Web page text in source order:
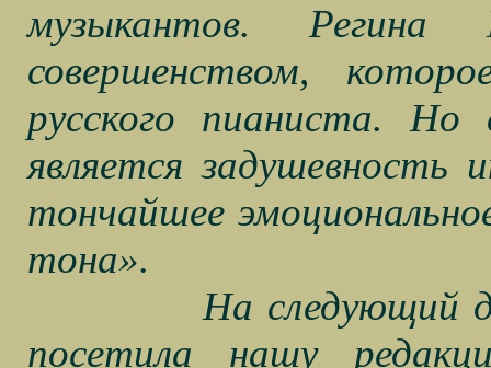
музыкантов.
совершенством,
русского пианиста. Но
является задушевность
тончайшее
тона».
На следующий
посетила нашу